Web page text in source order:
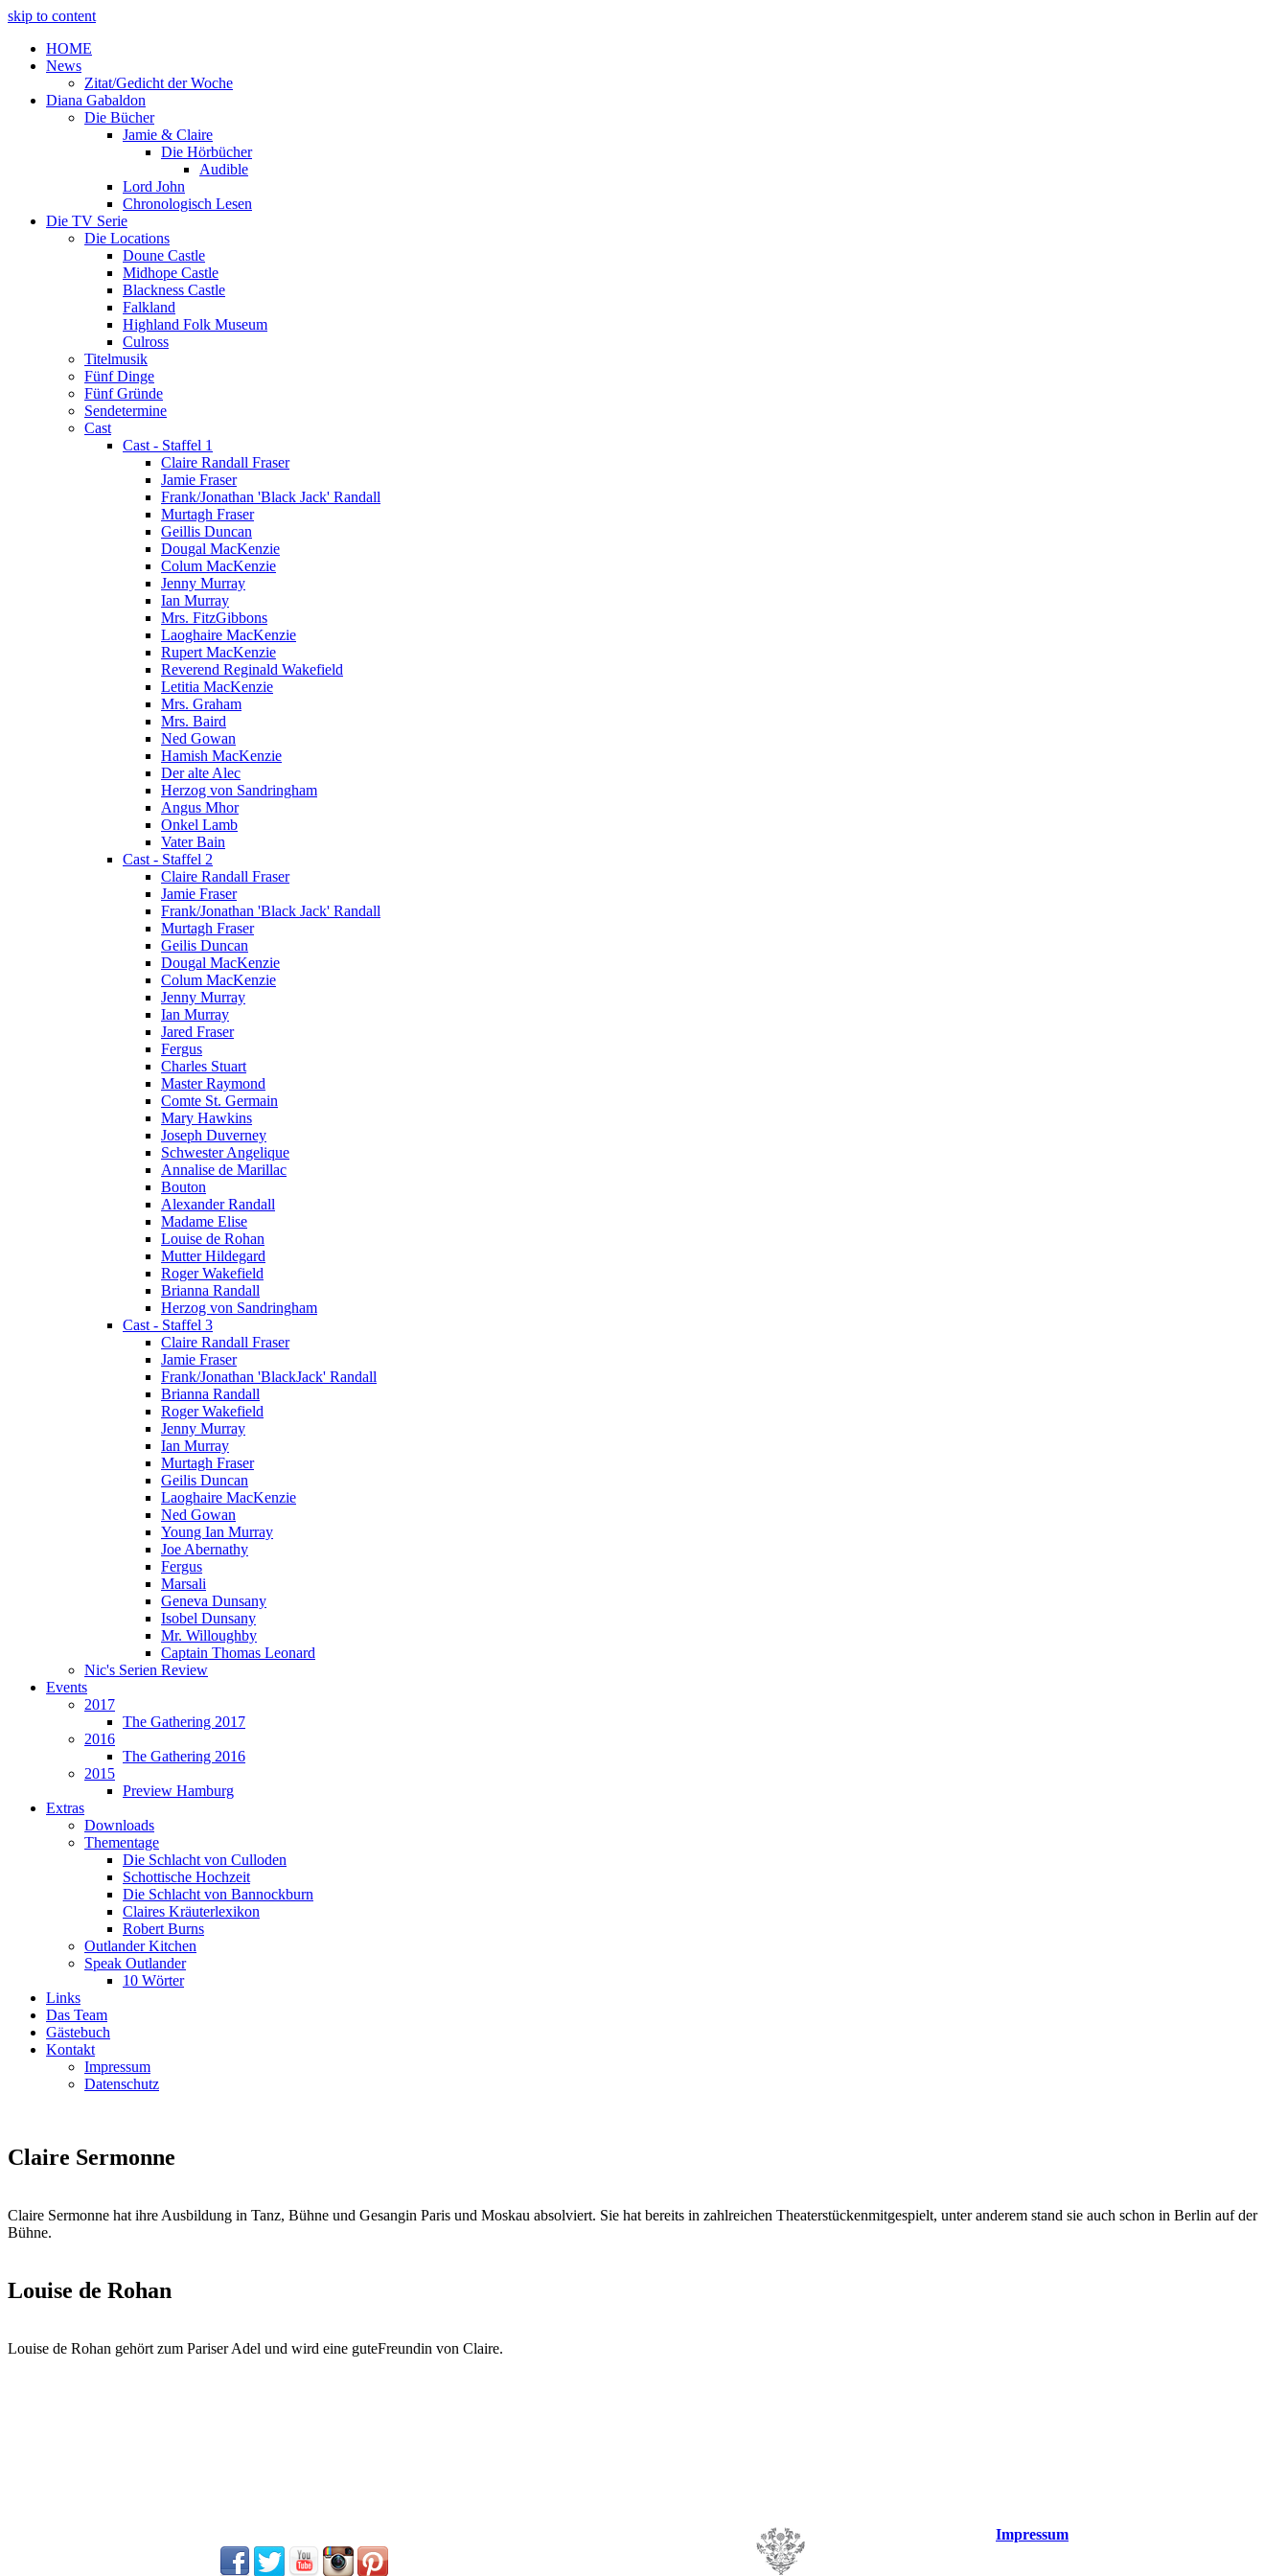
skip to content
HOME
News
Zitat/Gedicht der Woche
Diana Gabaldon
Die Bücher
Jamie & Claire
Die Hörbücher
Audible
Lord John
Chronologisch Lesen
Die TV Serie
Die Locations
Doune Castle
Midhope Castle
Blackness Castle
Falkland
Highland Folk Museum
Culross
Titelmusik
Fünf Dinge
Fünf Gründe
Sendetermine
Cast
Cast - Staffel 1
Claire Randall Fraser
Jamie Fraser
Frank/Jonathan 'Black Jack' Randall
Murtagh Fraser
Geillis Duncan
Dougal MacKenzie
Colum MacKenzie
Jenny Murray
Ian Murray
Mrs. FitzGibbons
Laoghaire MacKenzie
Rupert MacKenzie
Reverend Reginald Wakefield
Letitia MacKenzie
Mrs. Graham
Mrs. Baird
Ned Gowan
Hamish MacKenzie
Der alte Alec
Herzog von Sandringham
Angus Mhor
Onkel Lamb
Vater Bain
Cast - Staffel 2
Claire Randall Fraser
Jamie Fraser
Frank/Jonathan 'Black Jack' Randall
Murtagh Fraser
Geilis Duncan
Dougal MacKenzie
Colum MacKenzie
Jenny Murray
Ian Murray
Jared Fraser
Fergus
Charles Stuart
Master Raymond
Comte St. Germain
Mary Hawkins
Joseph Duverney
Schwester Angelique
Annalise de Marillac
Bouton
Alexander Randall
Madame Elise
Louise de Rohan
Mutter Hildegard
Roger Wakefield
Brianna Randall
Herzog von Sandringham
Cast - Staffel 3
Claire Randall Fraser
Jamie Fraser
Frank/Jonathan 'BlackJack' Randall
Brianna Randall
Roger Wakefield
Jenny Murray
Ian Murray
Murtagh Fraser
Geilis Duncan
Laoghaire MacKenzie
Ned Gowan
Young Ian Murray
Joe Abernathy
Fergus
Marsali
Geneva Dunsany
Isobel Dunsany
Mr. Willoughby
Captain Thomas Leonard
Nic's Serien Review
Events
2017
The Gathering 2017
2016
The Gathering 2016
2015
Preview Hamburg
Extras
Downloads
Thementage
Die Schlacht von Culloden
Schottische Hochzeit
Die Schlacht von Bannockburn
Claires Kräuterlexikon
Robert Burns
Outlander Kitchen
Speak Outlander
10 Wörter
Links
Das Team
Gästebuch
Kontakt
Impressum
Datenschutz
Claire Sermonne
Claire Sermonne hat ihre Ausbildung in Tanz, Bühne und Gesangin Paris und Moskau absolviert. Sie hat bereits in zahlreichen Theaterstückenmitgespielt, unter anderem stand sie auch schon in Berlin auf der
Bühne.
Louise de Rohan
Louise de Rohan gehört zum Pariser Adel und wird eine guteFreundin von Claire.
Impressum